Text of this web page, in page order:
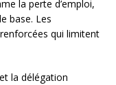
la perte d’emploi,
base. Les
qui limitent
la délégation